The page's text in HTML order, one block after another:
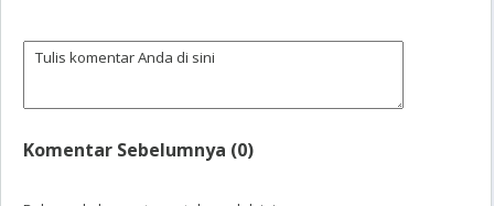
Komentar Sebelumnya (0)